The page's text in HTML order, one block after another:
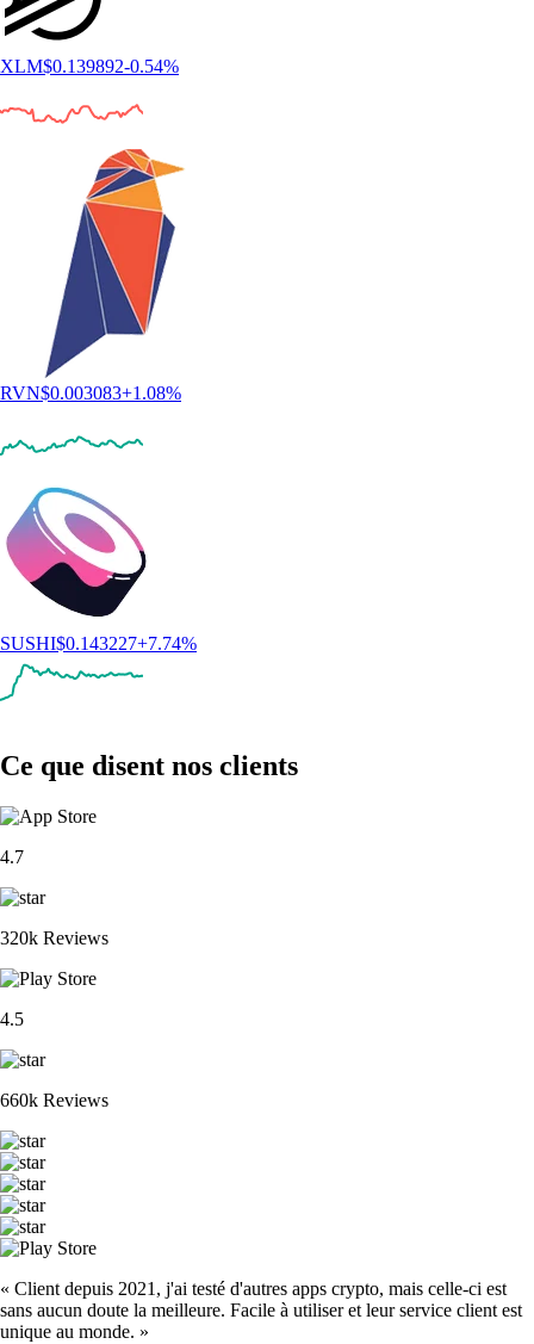
XLM$0.139892-0.54%
RVN$0.003083+1.08%
SUSHI$0.143227+7.74%
Ce que disent nos clients
4.7
320k Reviews
4.5
660k Reviews
« Client depuis 2021, j'ai testé d'autres apps crypto, mais celle-ci est
sans aucun doute la meilleure. Facile à utiliser et leur service client est
unique au monde. »